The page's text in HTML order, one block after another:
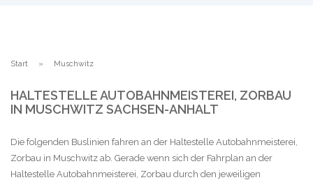
Start Muschwitz
HALTESTELLE AUTOBAHNMEISTEREI, ZORBAU
IN MUSCHWITZ SACHSEN-ANHALT
Die folgenden Buslinien fahren an der Haltestelle Autobahnmeisterei,
Zorbau in Muschwitz ab. Gerade wenn sich der Fahrplan an der
Haltestelle Autobahnmeisterei, Zorbau durch den jeweiligen